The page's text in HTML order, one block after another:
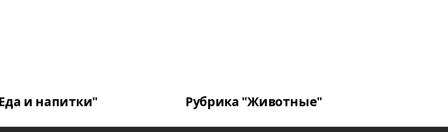
и напитки" Рубрика "Животные"